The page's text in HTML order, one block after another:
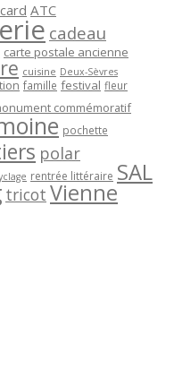
ATC
cadeau
carte postale ancienne
cuisine Deux-Sèvres
famille festival fleur
commémoratif
pochette
polar
rentrée littéraire SAL
tricot Vienne